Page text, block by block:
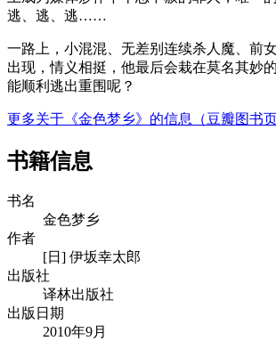
逃、逃、逃……
一路上，小混混、无差别连续杀人魔、前
出现，情义相挺，他最后会栽在莫名其妙
能顺利逃出重围呢？
更多关于《金色梦乡》的信息（豆瓣图书页
书籍信息
书名
金色梦乡
作者
[日] 伊坂幸太郎
出版社
译林出版社
出版日期
2010年9月